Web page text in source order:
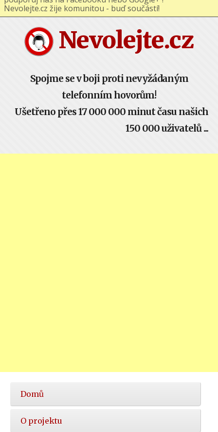
Nevolejte.cz
Spojme se v boji proti nevyžádaným
telefonním hovorům!
Ušetřeno přes 17 000 000 minut času našich
150 000 uživatelů ...
Hlavní
nabídka
Domů
O projektu
podporuj nás na Facebooku nebo Google+ !
Nevolejte.cz žije komunitou - buď součástí!